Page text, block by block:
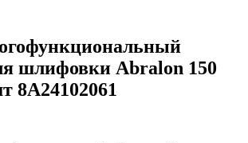
шлифовки Abralon 150
8A24102061